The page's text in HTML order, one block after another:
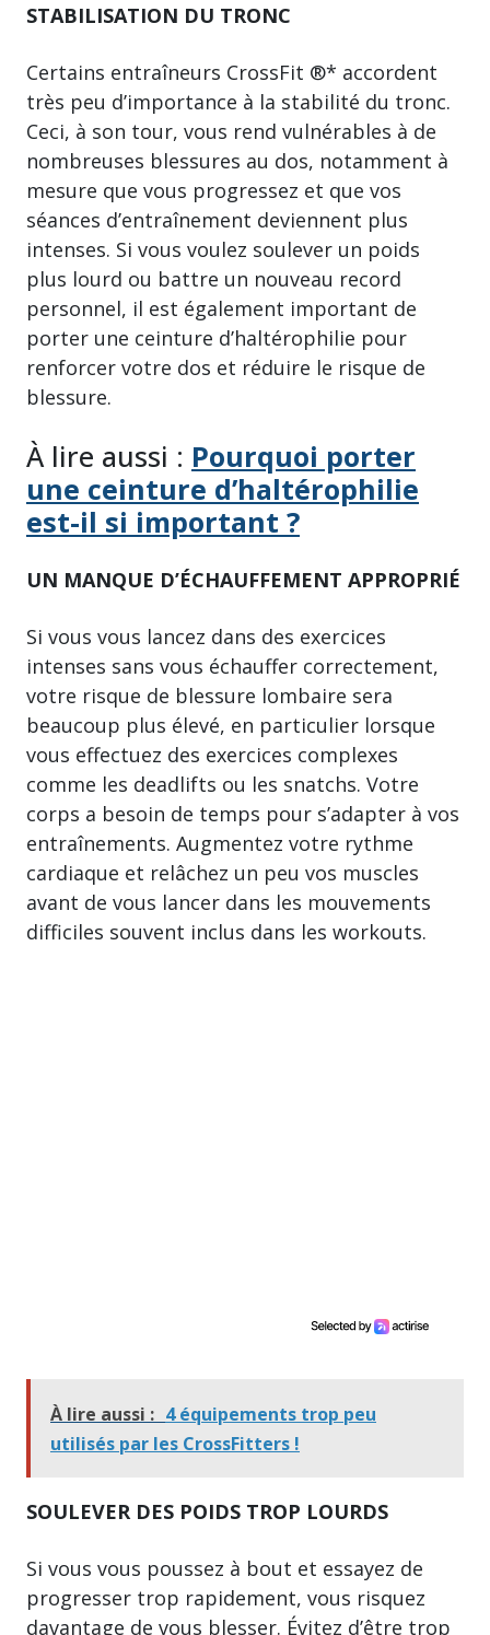
STABILISATION DU TRONC
Certains entraîneurs CrossFit ®* accordent
très peu d’importance à la stabilité du tronc.
Ceci, à son tour, vous rend vulnérables à de
nombreuses blessures au dos, notamment à
mesure que vous progressez et que vos
séances d’entraînement deviennent plus
intenses. Si vous voulez soulever un poids
plus lourd ou battre un nouveau record
personnel, il est également important de
porter une ceinture d’haltérophilie pour
renforcer votre dos et réduire le risque de
blessure.
À lire aussi : Pourquoi porter
une ceinture d’haltérophilie
est-il si important ?
UN MANQUE D’ÉCHAUFFEMENT APPROPRIÉ
Si vous vous lancez dans des exercices
intenses sans vous échauffer correctement,
votre risque de blessure lombaire sera
beaucoup plus élevé, en particulier lorsque
vous effectuez des exercices complexes
comme les deadlifts ou les snatchs. Votre
corps a besoin de temps pour s’adapter à vos
entraînements. Augmentez votre rythme
cardiaque et relâchez un peu vos muscles
avant de vous lancer dans les mouvements
difficiles souvent inclus dans les workouts.
À lire aussi : 4 équipements trop peu
utilisés par les CrossFitters !
SOULEVER DES POIDS TROP LOURDS
Si vous vous poussez à bout et essayez de
progresser trop rapidement, vous risquez
davantage de vous blesser. Évitez d’être trop